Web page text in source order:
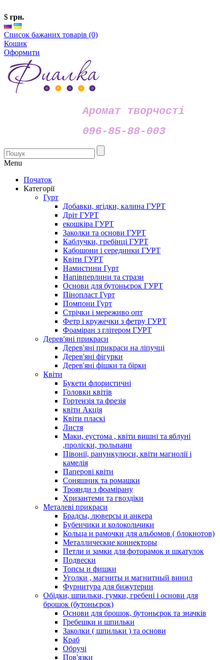
$ грн.
Список бажаних товарів (0)
Кошик
Оформити
Аромат творчості
096-85-88-003
Menu
Початок
Категорії
Гурт
Добавки, ягідки, калина ГУРТ
Дріт ГУРТ
екошкіра ГУРТ
Заколки та основи ГУРТ
Каблучки, гребінці ГУРТ
Кабошони і серединки ГУРТ
Квіти ГУРТ
Намистини Гурт
Напівперлини та стрази
Основи для бутоньєрок ГУРТ
Пінопласт Гурт
Помпони Гурт
Стрічки і мереживо опт
Фетр і кружечки з фетру ГУРТ
Фоаміран з глітером ГУРТ
Дерев'яні прикраси
Дерев'яні прикраси на ліпучці
Дерев'яні фігурки
Дерев'яні фішки та бірки
Квіти
Букети флористичні
Головки квітів
Гортензія та фрезія
квіти Акція
Квіти пласкі
Листя
Маки, еустома , квіти вишні та яблуні
,проліски, тюльпани
Півонії, ранункулюси, квіти магнолії і
камелія
Паперові квіти
Соняшник та ромашки
Троянди з фоамірану
Хризантеми та гвоздіки
Металеві прикраси
Брадсы, люверсы и анкера
Бубенчики и колокольчики
Кольца и рамочки для альбомов ( блокнотов)
Металлические коннекторы
Петли и замки для фоторамок и шкатулок
Подвески
Топсы и фишки
Уголки , магниты и магнитный винил
Фурнитура для бижутерии
Обідки, шпильки, гумки, гребені і основи для
брошок (бутоньєрок)
Основи для брошок, бутоньєрок та значків
Гребешки и шпильки
Заколки ( шпильки ) та основи
Краб
Обручі
Пов'язки